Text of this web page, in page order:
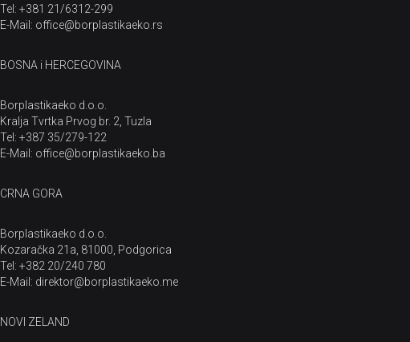
Tel: +381 21/6312-299
E-Mail: office@borplastikaeko.rs
BOSNA i HERCEGOVINA
Borplastikaeko d.o.o.
Kralja Tvrtka Prvog br. 2, Tuzla
Tel: +387 35/279-122
E-Mail: office@borplastikaeko.ba
CRNA GORA
Borplastikaeko d.o.o.
Kozaračka 21a, 81000, Podgorica
Tel: +382 20/240 780
E-Mail: direktor@borplastikaeko.me
NOVI ZELAND